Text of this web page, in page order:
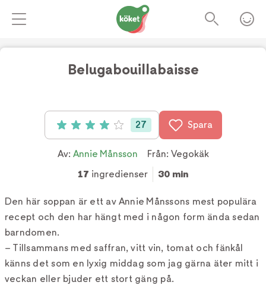
Belugabouillabaisse
Betyg: 4 av 5 (27 röster)
27 Spara
Av: Annie Månsson Från: Vegokäk
17 ingredienser 30 min
Den här soppan är ett av Annie Månssons mest populära
recept och den har hängt med i någon form ända sedan
barndomen.
– Tillsammans med saffran, vitt vin, tomat och fänkål
känns det som en lyxig middag som jag gärna äter mitt i
veckan eller bjuder ett stort gäng på.